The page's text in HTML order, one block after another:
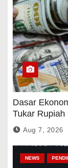
Dasar
Tukar
Aug 7, 2026
NEWS